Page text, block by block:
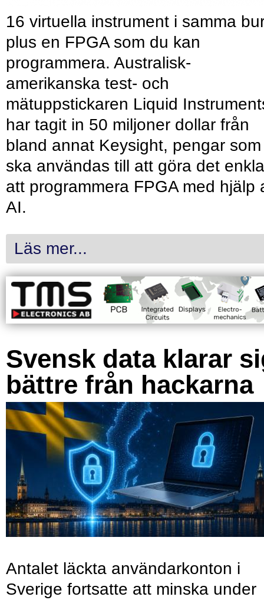
16 virtuella instrument i samma
plus en FPGA som du kan
programmera. Australisk-
amerikanska test- och
mätuppstickaren Liquid
har tagit in 50 miljoner dollar från
bland annat Keysight, pengar som
ska användas till att göra det
att programmera FPGA med hjälp
AI.
Läs mer...
Svensk data klarar
bättre från hackarna
Antalet läckta användarkonton i
Sverige fortsatte att minska under